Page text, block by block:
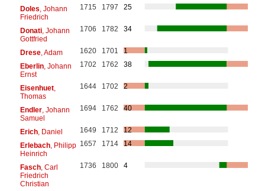
Doles , Johann
Friedrich
1715 1797 25
Donati, Johann
Gottfried
1706 1782 34
Drese, Adam 1620 1701
1
Eberlin, Johann
Ernst
1702 1762 38
Eisenhuet,
Thomas
1644 1702 2
Endler, Johann
Samuel
1694 1762 40
Erich, Daniel 1649 1712
12
Erlebach, Philipp
Heinrich
1657 1714 14
Fasch, Carl
Friedrich
Christian
1736 1800 4